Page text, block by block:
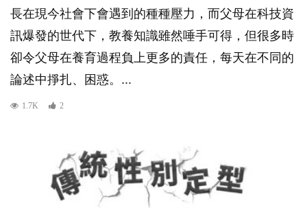
長在現今社會下會遇到的種種壓力，而父母在科技資
訊爆發的世代下，教養知識雖然唾手可得，但很多時
卻令父母在養育過程負上更多的責任，每天在不同的
論述中掙扎、困惑。...
1.7K 2